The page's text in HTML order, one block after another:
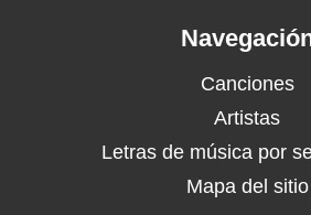
Canciones
Artistas
Letras de música por
Mapa del sitio